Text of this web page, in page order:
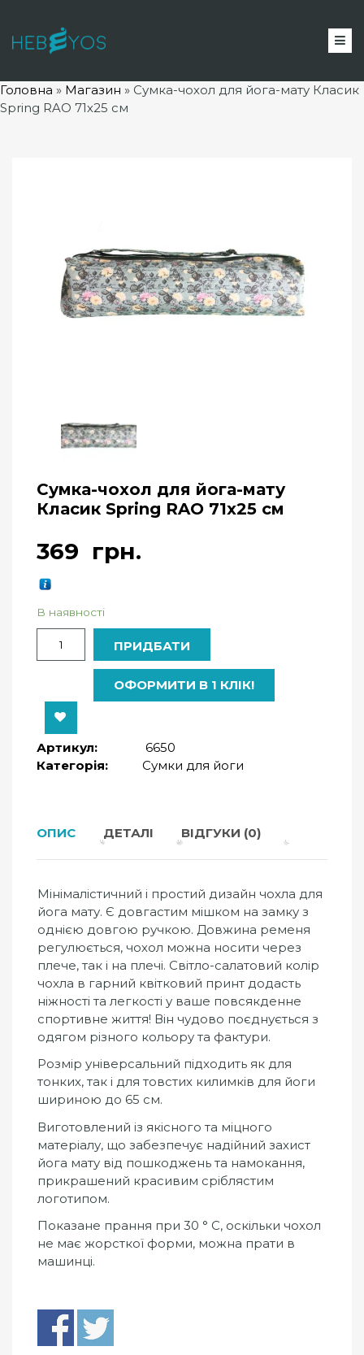
Головна » Магазин » Сумка-чохол для йога-мату Класик
Spring RAO 71х25 см
Сумка-чохол для йога-мату
Класик Spring RAO 71х25 см
369 грн.
В наявності
ПРИДБАТИ
ОФОРМИТИ В 1 КЛІК!
Артикул:
6650
Категорія:
Сумки для йоги
ОПИС ДЕТАЛІ ВІДГУКИ (0)
Мінімалістичний і простий дизайн чохла для
йога мату. Є довгастим мішком на замку з
однією довгою ручкою. Довжина ременя
регулюється, чохол можна носити через
плече, так і на плечі. Світло-салатовий колір
чохла в гарний квітковий принт додасть
ніжності та легкості у ваше повсякденне
спортивне життя! Він чудово поєднується з
одягом різного кольору та фактури.
Розмір універсальний підходить як для
тонких, так і для товстих килимків для йоги
шириною до 65 см.
Виготовлений із якісного та міцного
матеріалу, що забезпечує надійний захист
йога мату від пошкоджень та намокання,
прикрашений красивим сріблястим
логотипом.
Показане прання при 30 ° С, оскільки чохол
не має жорсткої форми, можна прати в
машинці.